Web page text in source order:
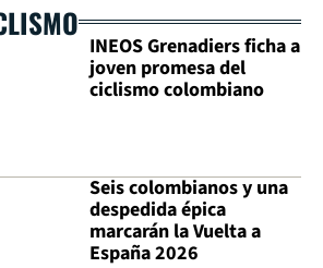
INEOS Grenadiers ficha a
joven promesa del
ciclismo colombiano
Seis colombianos y una
despedida épica
marcarán la Vuelta a
España 2026